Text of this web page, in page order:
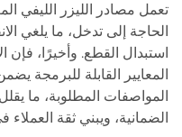
الحاجة إلى تدخل، ما يلغي
استبدال القطع. وأخيرًا، فإن
المعايير القابلة للبرمجة
المواصفات المطلوبة، ما
الضمانية، ويبني ثقة العملاء